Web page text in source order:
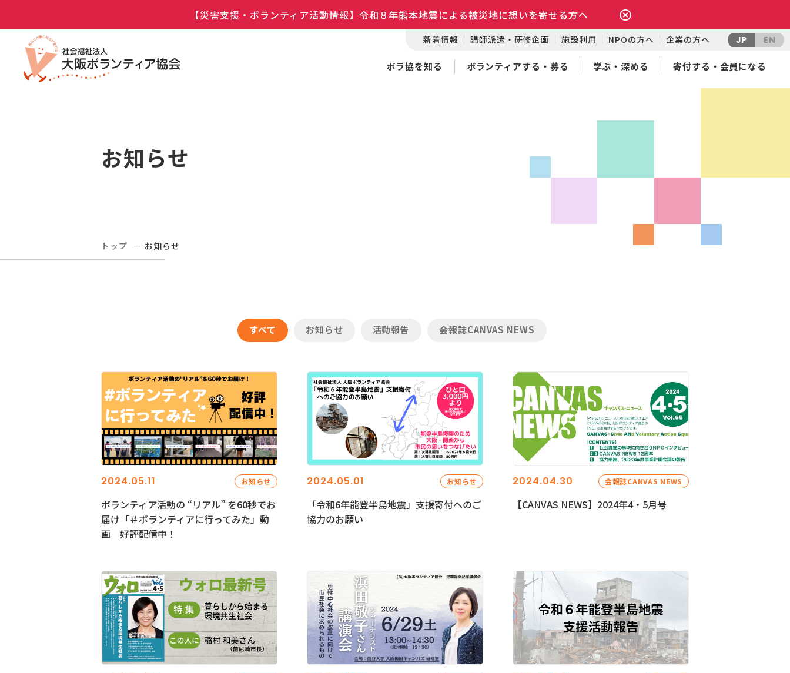
【災害支援・ボランティア活動情報】令和８年熊本地震による被災地に想いを寄せる方へ
新着情報 講師派遣・研修企画 施設利用 NPOの方へ 企業の方へ JP EN
ボラ協を知る ボランティアする・募る 学ぶ・深める 寄付する・会員になる
お知らせ
トップ お知らせ
すべて お知らせ 活動報告 会報誌CANVAS NEWS
2024.05.11 お知らせ
ボランティア活動の “リアル” を60秒でお
届け「＃ボランティアに行ってみた」動
画 好評配信中！
2024.05.01 お知らせ
「令和6年能登半島地震」支援寄付へのご
協力のお願い
2024.04.30 会報誌CANVAS NEWS
【CANVAS NEWS】2024年4・5月号